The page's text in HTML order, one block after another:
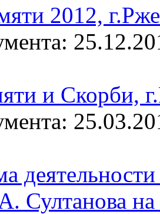
2012,
и Скорби,
Султанова на